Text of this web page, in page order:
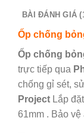
BÀI ĐÁNH GIÁ
Ốp chống
Ốp chống
trực tiếp qua
chống gỉ sét,
Project Lắp
61mm . Bảo